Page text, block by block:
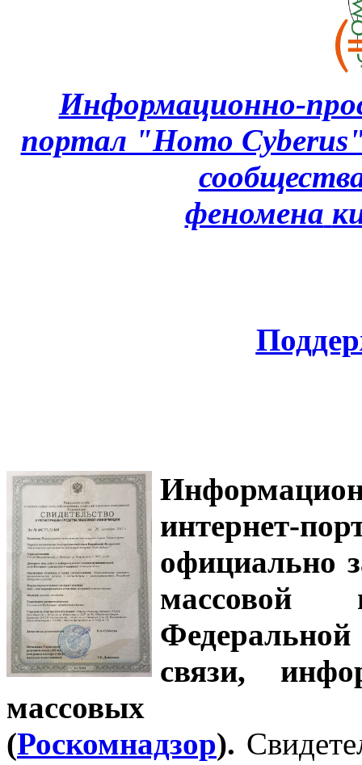
Информационно-
портал "Homo
феномена
интернет-
официально
связи,
массовых
(Роскомнадзор).